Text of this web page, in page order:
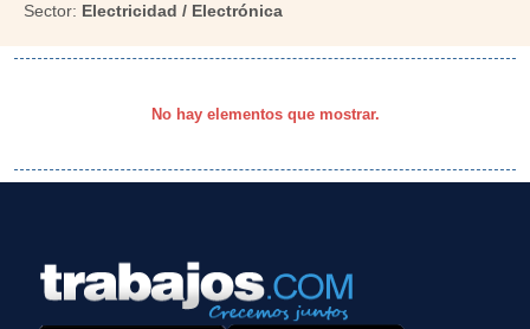
Sector: Electricidad / Electrónica
No hay elementos que mostrar.